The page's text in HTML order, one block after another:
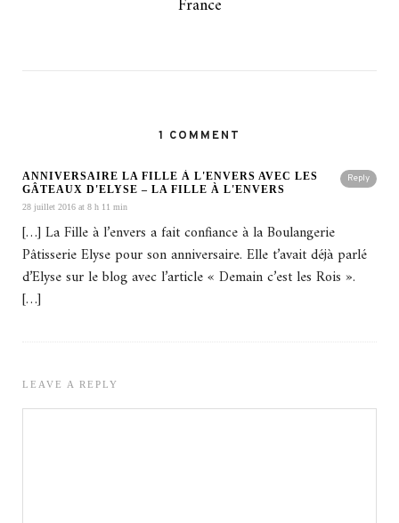
France
1 COMMENT
Reply
ANNIVERSAIRE LA FILLE À L'ENVERS AVEC LES
GÂTEAUX D'ELYSE – LA FILLE À L'ENVERS
28 juillet 2016 at 8 h 11 min
[…] La Fille à l’envers a fait confiance à la Boulangerie
Pâtisserie Elyse pour son anniversaire. Elle t’avait déjà parlé
d’Elyse sur le blog avec l’article « Demain c’est les Rois ».
[…]
LEAVE A REPLY